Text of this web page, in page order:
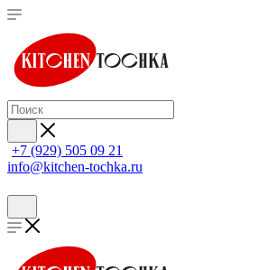
+7 (929) 505 09 21
info@kitchen-tochka.ru